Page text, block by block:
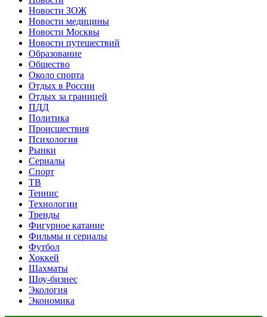
Новости ЗОЖ
Новости медицины
Новости Москвы
Новости путешествий
Образование
Общество
Около спорта
Отдых в России
Отдых за границей
ПДД
Политика
Происшествия
Психология
Рынки
Сериалы
Спорт
ТВ
Теннис
Технологии
Тренды
Фигурное катание
Фильмы и сериалы
Футбол
Хоккей
Шахматы
Шоу-бизнес
Экология
Экономика